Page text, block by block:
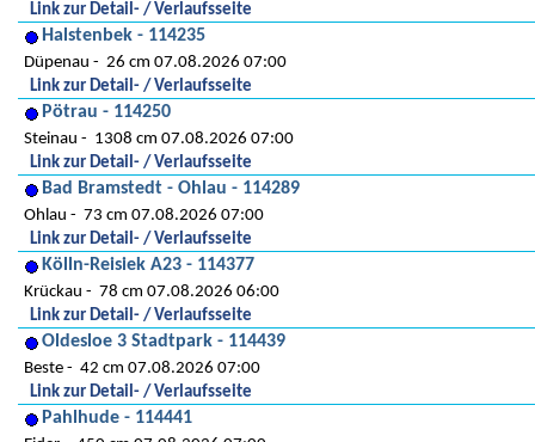
Link zur Detail- / Verlaufsseite
Halstenbek - 114235
Düpenau
26 cm 07.08.2026 07:00
Link zur Detail- / Verlaufsseite
Pötrau - 114250
Steinau
1308 cm 07.08.2026 07:00
Link zur Detail- / Verlaufsseite
Bad Bramstedt - Ohlau - 114289
Ohlau
73 cm 07.08.2026 07:00
Link zur Detail- / Verlaufsseite
Kölln-Reisiek A23 - 114377
Krückau
78 cm 07.08.2026 06:00
Link zur Detail- / Verlaufsseite
Oldesloe 3 Stadtpark - 114439
Beste
42 cm 07.08.2026 07:00
Link zur Detail- / Verlaufsseite
Pahlhude - 114441